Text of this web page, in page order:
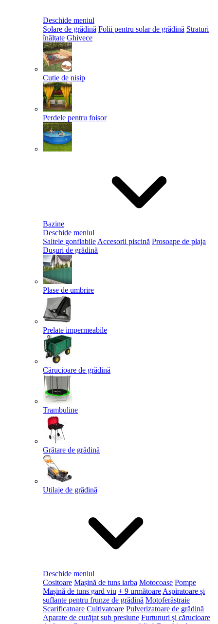
Deschide meniul
Solare de grădină Folii pentru solar de grădină Straturi
înălțate Ghivece
Cutie de nisip
Perdele pentru foișor
Bazine
Deschide meniul
Saltele gonflabile Accesorii piscină Prosoape de plaja
Dușuri de grădină
Plase de umbrire
Prelate impermeabile
Cărucioare de grădină
Trambuline
Grătare de grădină
Utilaje de grădină
Deschide meniul
Cositoare Mașină de tuns iarba Motocoase Pompe
Mașină de tuns gard viu + 9 următoare Aspiratoare și
suflante pentru frunze de grădină Motoferăstraie
Scarificatoare Cultivatoare Pulverizatoare de grădină
Aparate de curăţat sub presiune Furtunuri și cărucioare